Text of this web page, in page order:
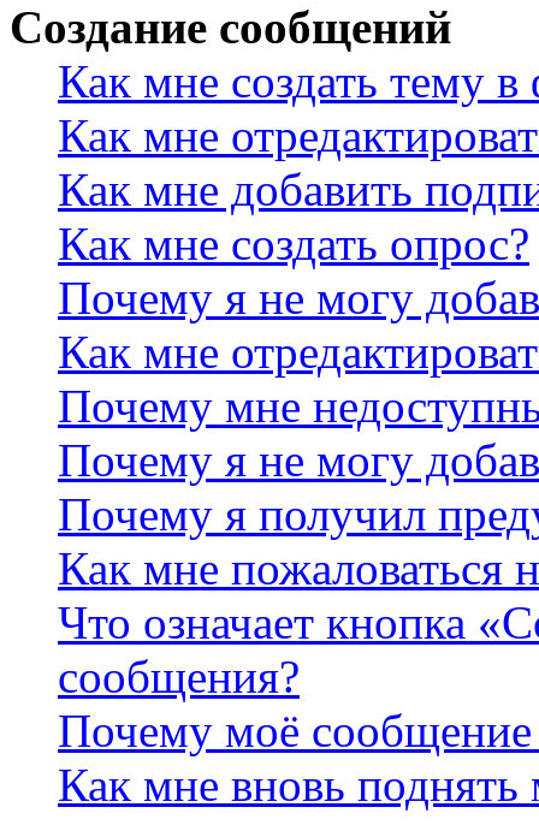
Создание сообщений
Как мне создать тему
Как мне
Как мне добавить
Как мне создать опрос?
Почему я не могу
Как мне
Почему мне
Почему я не могу
Почему я получил
Как мне пожаловаться
Что означает кнопка
сообщения?
Почему моё сообщение
Как мне вновь